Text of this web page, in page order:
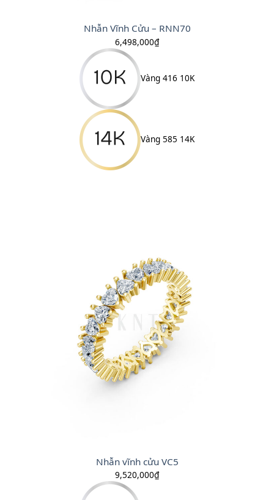
Nhẫn Vĩnh Cửu – RNN70
6,498,000₫
Vàng 416 10K
Vàng 585 14K
Nhẫn vĩnh cửu VC5
9,520,000₫